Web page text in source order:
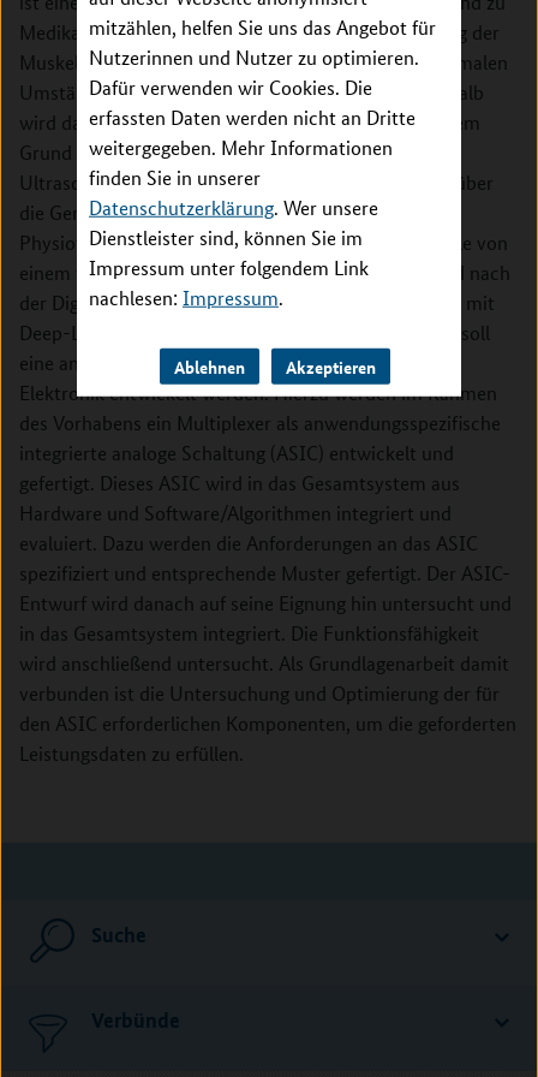
mitzählen, helfen Sie uns das Angebot für
Nutzerinnen und Nutzer zu optimieren.
Dafür verwenden wir Cookies. Die
erfassten Daten werden nicht an Dritte
weitergegeben. Mehr Informationen
finden Sie in unserer
Datenschutzerklärung. Wer unsere
Dienstleister sind, können Sie im
Impressum unter folgendem Link
nachlesen: Impressum.
Ablehnen Akzeptieren
Medikamenten. Die Physiotherapie soll eine Stärkung der
Muskeln des unteren Rückens fördern, die unter normalen
Umständen nicht bewusst kontrahiert werden. Deshalb
wird das Training als schwierig empfunden. Aus diesem
Grund wird im Rahmen des Vorhabens ein tragbares
Ultraschall-System entwickelt, das ein Biofeedback über
die Genauigkeit des Trainingsaufwandes in der
Physiotherapie liefert. Dazu werden Ultraschallsignale von
einem tragbaren Elektronikmodul aufgenommen und nach
der Digitalisierung an ein "mobile device" zur Analyse mit
Deep-Learning-Ansätze weitergeleitet werden. Dazu soll
eine an die Anforderungen des Systems angepasste
Elektronik entwickelt werden. Hierzu werden im Rahmen
des Vorhabens ein Multiplexer als anwendungsspezifische
integrierte analoge Schaltung (ASIC) entwickelt und
gefertigt. Dieses ASIC wird in das Gesamtsystem aus
Hardware und Software/Algorithmen integriert und
evaluiert. Dazu werden die Anforderungen an das ASIC
spezifiziert und entsprechende Muster gefertigt. Der ASIC-
Entwurf wird danach auf seine Eignung hin untersucht und
in das Gesamtsystem integriert. Die Funktionsfähigkeit
wird anschließend untersucht. Als Grundlagenarbeit damit
verbunden ist die Untersuchung und Optimierung der für
den ASIC erforderlichen Komponenten, um die geforderten
Leistungsdaten zu erfüllen.
Suche
Verbünde